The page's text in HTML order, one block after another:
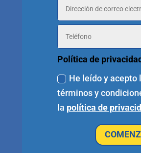
Política de
He leído y acepto
términos y
la política de